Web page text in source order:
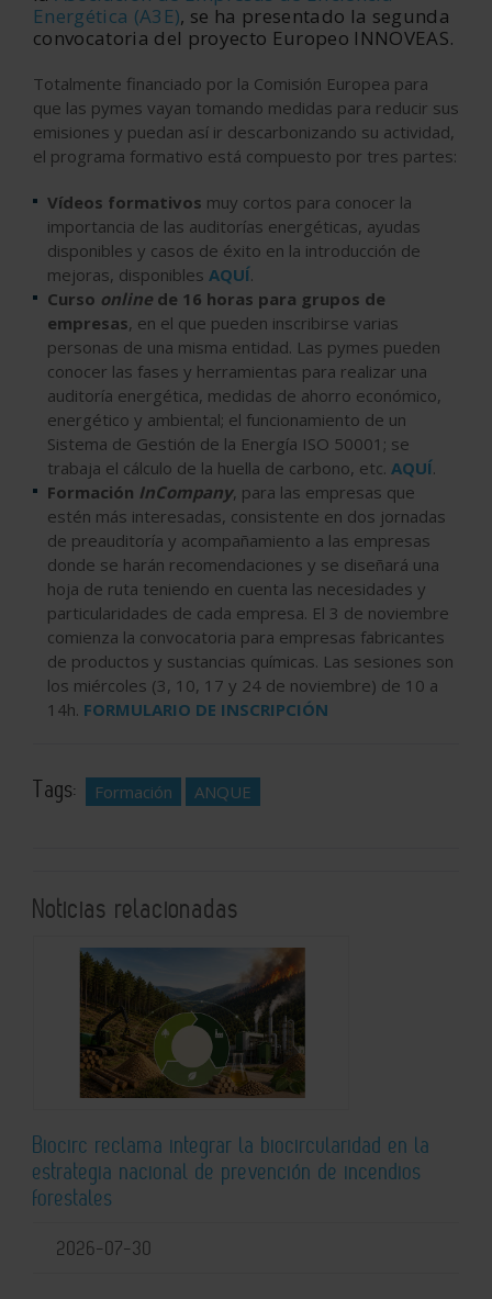
Energética (A3E), se ha presentado la segunda
convocatoria del proyecto Europeo INNOVEAS.
Totalmente financiado por la Comisión Europea para
que las pymes vayan tomando medidas para reducir sus
emisiones y puedan así ir descarbonizando su actividad,
el programa formativo está compuesto por tres partes:
Vídeos formativos muy cortos para conocer la
importancia de las auditorías energéticas, ayudas
disponibles y casos de éxito en la introducción de
mejoras, disponibles AQUÍ.
Curso online de 16 horas para grupos de
empresas, en el que pueden inscribirse varias
personas de una misma entidad. Las pymes pueden
conocer las fases y herramientas para realizar una
auditoría energética, medidas de ahorro económico,
energético y ambiental; el funcionamiento de un
Sistema de Gestión de la Energía ISO 50001; se
trabaja el cálculo de la huella de carbono, etc. AQUÍ.
Formación InCompany, para las empresas que
estén más interesadas, consistente en dos jornadas
de preauditoría y acompañamiento a las empresas
donde se harán recomendaciones y se diseñará una
hoja de ruta teniendo en cuenta las necesidades y
particularidades de cada empresa. El 3 de noviembre
comienza la convocatoria para empresas fabricantes
de productos y sustancias químicas. Las sesiones son
los miércoles (3, 10, 17 y 24 de noviembre) de 10 a
14h. FORMULARIO DE INSCRIPCIÓN
Tags: Formación ANQUE
Noticias relacionadas
Biocirc reclama integrar la biocircularidad en la
estrategia nacional de prevención de incendios
forestales
2026-07-30